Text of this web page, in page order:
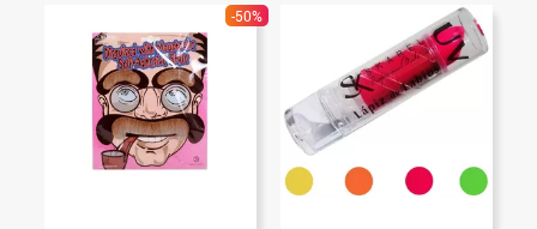
-50%